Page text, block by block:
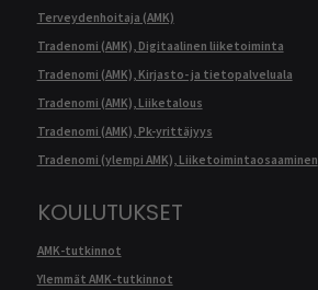
Terveydenhoitaja (AMK)
Tradenomi (AMK), Digitaalinen liiketoiminta
Tradenomi (AMK), Kirjasto- ja tietopalveluala
Tradenomi (AMK), Liiketalous
Tradenomi (AMK), Pk-yrittäjyys
Tradenomi (ylempi AMK), Liiketoimintaosaaminen
KOULUTUKSET
AMK-tutkinnot
Ylemmät AMK-tutkinnot